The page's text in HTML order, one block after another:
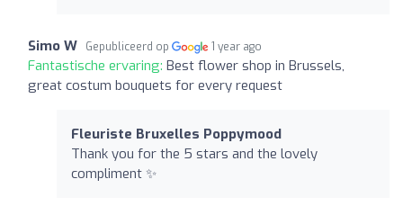
Simo W Gepubliceerd op 1 year ago
Fantastische ervaring: Best flower shop in Brussels,
great costum bouquets for every request
Fleuriste Bruxelles Poppymood
Thank you for the 5 stars and the lovely
compliment ✨